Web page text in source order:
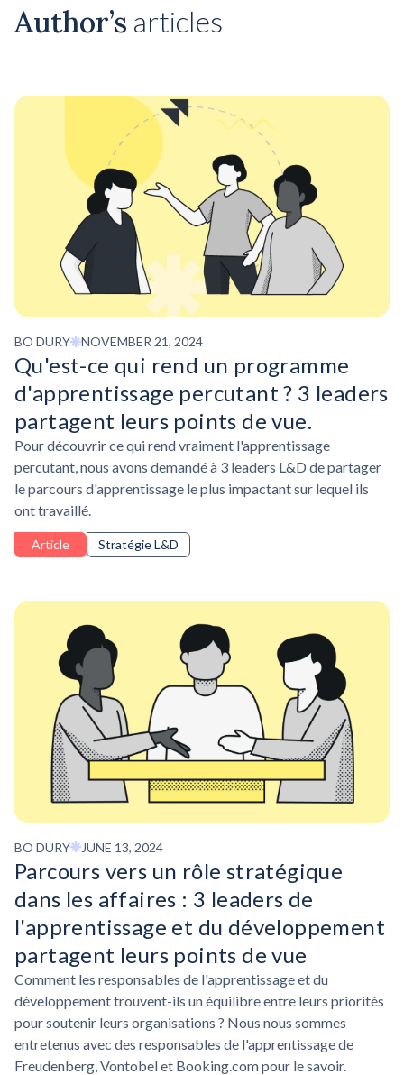
Author’s articles
BO DURY NOVEMBER 21, 2024
Qu'est-ce qui rend un programme
d'apprentissage percutant ? 3 leaders
partagent leurs points de vue.
Pour découvrir ce qui rend vraiment l'apprentissage
percutant, nous avons demandé à 3 leaders L&D de partager
le parcours d'apprentissage le plus impactant sur lequel ils
ont travaillé.
Article Stratégie L&D
BO DURY JUNE 13, 2024
Parcours vers un rôle stratégique
dans les affaires : 3 leaders de
l'apprentissage et du développement
partagent leurs points de vue
Comment les responsables de l'apprentissage et du
développement trouvent-ils un équilibre entre leurs priorités
pour soutenir leurs organisations ? Nous nous sommes
entretenus avec des responsables de l'apprentissage de
Freudenberg, Vontobel et Booking.com pour le savoir.